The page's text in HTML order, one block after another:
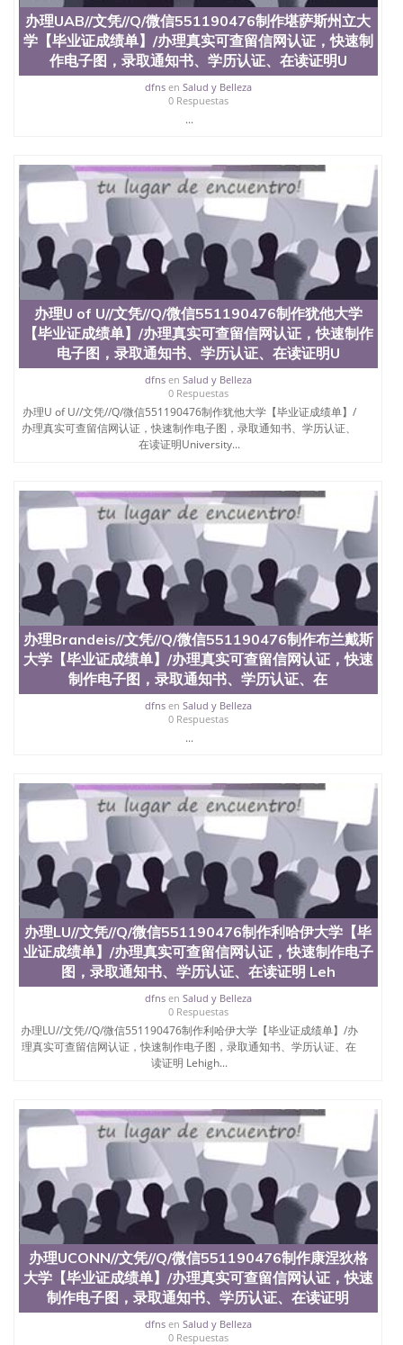
6、客户确认收到结果，付余款。 我们对海外大学及
学院的毕业证成绩单所使用的材料，尺寸大小，防伪
结构（包括：水印，阴影底纹，钢印LOGO烫金烫
银，LOGO烫金烫银复合重叠。 文字图案浮雕，激光
镭射，紫外荧光，温感，复印防伪）都有原版本文凭
对照。质量得到了广大海外客户群体的认可，同时和
海外学校留学中介， 同时能做到与时俱进，及时掌握
新信息， 能够在时间掌握的海外学历文凭的样版，尺
寸大小，纸张材质，防伪技术等等，并在时间收集到
原版实物，以求达到客户的需求。 我们的优势： 我
们在保证合理定价的同时，坚持较高性价比，通过品
质和效率不断优化，为您倾情诠释什么是高性价比。
咨询顾问：Sam q/微信:551190476 Q/微
信:551190476办理毕业证成绩单、教育部认证,录取通
知书，雅思，留学回国证明.
公司专业制作、办理、仿制、成绩单文凭、改成绩、
教育部学历学位认证、毕业证、成绩单、文凭、学历
文凭、假文凭假毕业证假学历书制作、假制作、办
理、仿制学位证书、毕业证文凭、文凭毕业证、毕业
证认证、留服认证、使馆认证、使馆证明、使馆留学
回国人员证明、留学生认证、学历认证、文凭认证学
位认证、留学生学历认证、留学生学位认证、英国文
凭学历、美国文凭学历、澳洲文凭学历、加拿大文凭
University）圣何塞州立大学毕业证（San Jose State
University）圣何塞州立大学毕业证（San Jose State
University）圣何塞州立大学成绩单（San Jose State
University）圣何塞州立大学成绩单（ San Jose State
University）圣何塞州立大学成绩单（San Jose State
University）成绩单圣何塞州立大学文凭（San Jose
State University）圣何塞州立大学（San Jose State
University）圣何塞州立大学（San Jose State
University）圣何塞州立大学（ San Jose State
University）圣何塞州立大学（San Jose State
University）圣何塞州立大学文凭（San Jose State
University）圣何塞州立大学文凭（San Jose State
University）文凭圣何塞州立大学文凭（San Jose
State University）圣何塞州立大学学历（ San Jose
State University）圣何塞州立大学（San Jose State
University）圣何塞州立大学（San Jose State
University）圣何塞州立大学（San Jose State
University）圣何塞州立大学（San Jose State
University）圣何塞州立大学学位证（San Jose State
University）圣何塞州立大学学位证（San Jose State
University）圣何塞州立大学学位证（San Jose State
University）圣何塞州立大学（San Jose State
University）圣何塞州立大学（San Jose State
University）圣何塞州立大学（San Jose State
University）圣何塞州立大学（San Jose State
University）圣何塞州立大学学位证（San Jose State
University）圣何塞州立大学学位证（San Jose State
University）圣何塞州立大学结业证（San Jose State
University）圣何塞州立大学结业证（San Jose State
University）圣何塞州立大学结业证（San Jose State
University）圣何塞州立大学学位证（San Jose State
University）圣何塞州立大学学位证（San Jose State
State University）圣何塞州立大学学历证书（San
Jose State University）圣何塞州立大学学历证书
（San Jose State University）澳洲读书未毕业找人做
文凭学位qq微信551190476澳洲读CQU中央昆士兰大
学学历 绩单购买学位证书/澳洲读本科硕士做文凭/购
买澳洲大学毕业证成绩单假文凭学历
offieUniversityofSouthernQueensland 澳洲读书未毕
业找人做文凭学位qq微信551190476澳洲读CQU中央
昆士兰大学学历成绩单购买学位证书/澳洲读本科硕
士做文凭/购买澳洲大学毕业证成绩单假文凭学历办
理USC//文凭//Q/微信551190476制作南卡罗来纳大学
【毕业证成绩单】/办理真实可查留信网认证，快速
制作电子图，录取通知书、学历认证、在读证明
University of South Carolina
办理UAB//文凭//Q/微信551190476制作堪萨斯州立大
学【毕业证成绩单】/办理真实可查留信网认证，快速制
作电子图，录取通知书、学历认证、在读证明U
dfnsen Salud y Belleza
0 Respuestas
...
办理U of U//文凭//Q/微信551190476制作犹他大学
【毕业证成绩单】/办理真实可查留信网认证，快速制作
电子图，录取通知书、学历认证、在读证明U
dfnsen Salud y Belleza
0 Respuestas
办理U of U//文凭//Q/微信551190476制作犹他大学【毕业证成绩单】/
办理真实可查留信网认证，快速制作电子图，录取通知书、学历认证、
在读证明University...
办理Brandeis//文凭//Q/微信551190476制作布兰戴斯
大学【毕业证成绩单】/办理真实可查留信网认证，快速
制作电子图，录取通知书、学历认证、在
dfnsen Salud y Belleza
0 Respuestas
...
办理LU//文凭//Q/微信551190476制作利哈伊大学【毕
业证成绩单】/办理真实可查留信网认证，快速制作电子
图，录取通知书、学历认证、在读证明 Leh
dfnsen Salud y Belleza
0 Respuestas
办理LU//文凭//Q/微信551190476制作利哈伊大学【毕业证成绩单】/办
理真实可查留信网认证，快速制作电子图，录取通知书、学历认证、在
读证明 Lehigh...
办理UCONN//文凭//Q/微信551190476制作康涅狄格
大学【毕业证成绩单】/办理真实可查留信网认证，快速
制作电子图，录取通知书、学历认证、在读证明
dfnsen Salud y Belleza
0 Respuestas